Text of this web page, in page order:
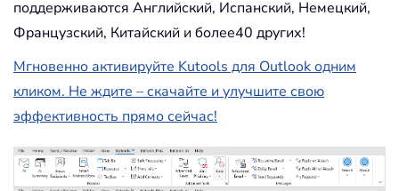
поддерживаются Английский, Испанский, Немецкий,
Французский, Китайский и более40 других!
Мгновенно активируйте Kutools для Outlook одним
кликом. Не ждите – скачайте и улучшите свою
эффективность прямо сейчас!